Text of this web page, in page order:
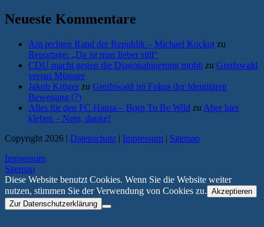
Neueste Kommentare
Am rechten Rand der Republik – Michael Kockot zu
Reportage: „Da ist man lieber still“
CDU macht gegen die Diagonalquerung mobil zu Greifswald
versus Münster
Jakob Krüger zu Greifswald im Fokus der Identitären
Bewegung (?)
Alles für den FC Hansa – Born To Be Wild zu Aber hier
kleben – Nein, danke!
Copyright 2026 | Datenschutz | Impressum | Sitemap
Impressum
Sitemap
Diese Website benutzt Cookies. Wenn Sie die Website weiter
nutzen, stimmen Sie der Verwendung von Cookies zu. Akzeptieren
Zur Datenschutzerklärung